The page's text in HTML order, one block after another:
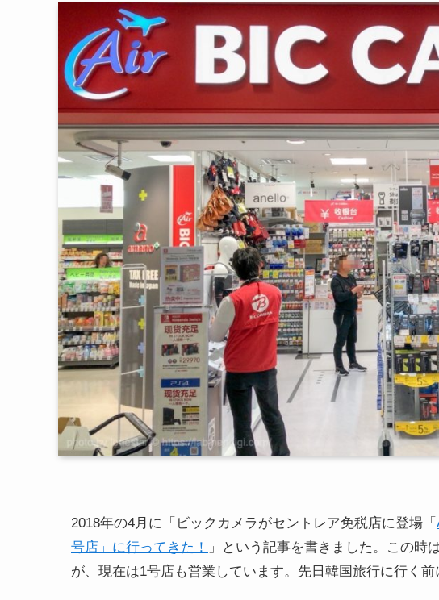
2018年の4月に「ビックカメラがセントレア免税店に登場「
号店」に行ってきた！
」という記事を書きました。この時
が、現在は1号店も営業しています。先日韓国旅行に行く前